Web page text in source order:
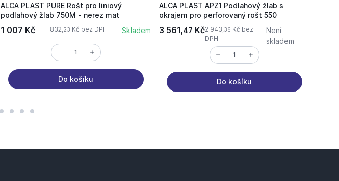
ALCA PLAST PURE Rošt pro liniový
podlahový žlab 750M - nerez mat
1 007 Kč 832,23 Kč bez DPH Skladem
Do košíku
ALCA PLAST APZ1 Podlahový žlab s
okrajem pro perforovaný rošt 550
3 561,47 Kč2 943,36 Kč bez
DPH
Není
skladem
Do košíku